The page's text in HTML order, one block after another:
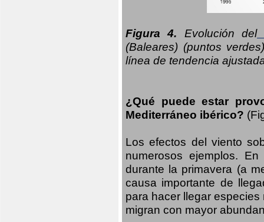
Figura 4. Evolución del
(Baleares) (puntos
línea de tendencia
¿Qué puede estar
Mediterráneo ibérico?
Los efectos del viento
numerosos ejemplos.
durante la primavera (a
causa importante de
para hacer llegar
migran con mayor